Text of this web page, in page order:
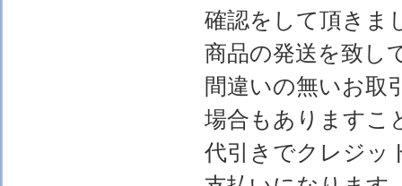
確認をして頂きま
商品の発送を致し
間違いの無いお取
場合もありますこ
代引きでクレジッ